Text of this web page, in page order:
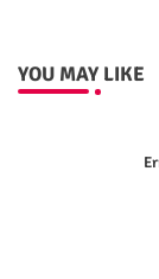
YOU MAY LIKE